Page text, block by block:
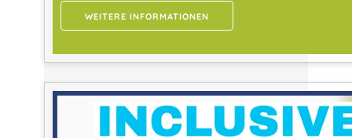
WEITERE INFORMATIONEN